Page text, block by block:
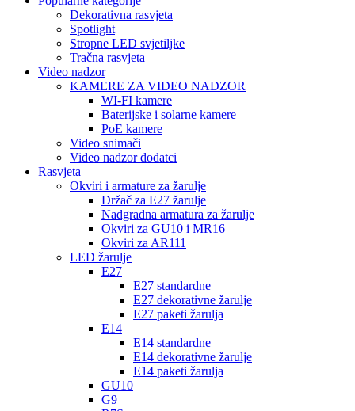
Dekorativna rasvjeta
Spotlight
Stropne LED svjetiljke
Tračna rasvjeta
Video nadzor
KAMERE ZA VIDEO NADZOR
WI-FI kamere
Baterijske i solarne kamere
PoE kamere
Video snimači
Video nadzor dodatci
Rasvjeta
Okviri i armature za žarulje
Držač za E27 žarulje
Nadgradna armatura za žarulje
Okviri za GU10 i MR16
Okviri za AR111
LED žarulje
E27
E27 standardne
E27 dekorativne žarulje
E27 paketi žarulja
E14
E14 standardne
E14 dekorativne žarulje
E14 paketi žarulja
GU10
G9